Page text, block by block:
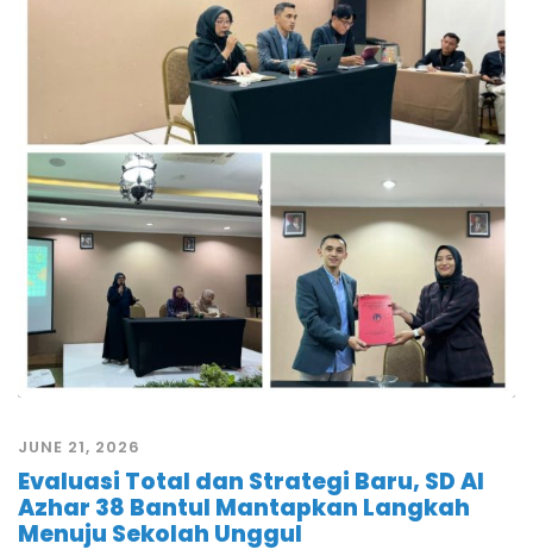
JUNE 21, 2026
Evaluasi Total dan Strategi Baru, SD Al
Azhar 38 Bantul Mantapkan Langkah
Menuju Sekolah Unggul